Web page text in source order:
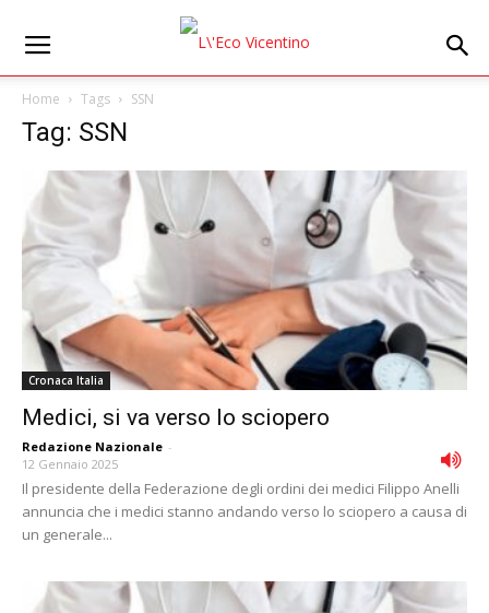
Home Tags SSN
Tag: SSN
Cronaca Italia
Medici, si va verso lo sciopero
Redazione Nazionale -
12 Gennaio 2025
Il presidente della Federazione degli ordini dei medici Filippo Anelli
annuncia che i medici stanno andando verso lo sciopero a causa di
un generale...